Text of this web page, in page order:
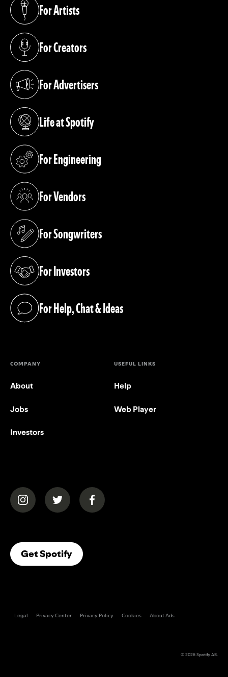
For Artists
(opens in a new tab)
For Creators
(opens in a new tab)
For Advertisers
(opens in a new tab)
Life at Spotify
(opens in a new tab)
For Engineering
(opens in a new tab)
For Vendors
(opens in a new tab)
For Songwriters
(opens in a new tab)
For Investors
(opens in a new tab)
For Help, Chat & Ideas
(opens in a new tab)
COMPANY
About
Jobs
Investors
USEFUL LINKS
Help
Web Player
(opens in a new tab)(opens in a new tab)(opens in a new tab)
Get Spotify(opens In A New Tab)
Legal Privacy Center Privacy Policy Cookies About Ads
© 2026Spotify AB.